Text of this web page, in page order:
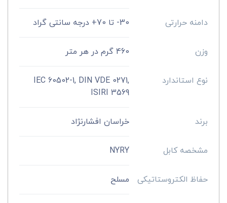
دامنه حرارتی 30- تا 70+ درجه سانتی گراد
وزن 460 گرم در هر متر
نوع استاندارد
IEC 60502-1, DIN VDE 0271,
ISIRI 3569
برند خراسان افشارنژاد
مشخصه کابل NYRY
حفاظ الکتروستاتیکی مسلح